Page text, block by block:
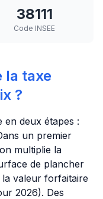
38111
Code INSEE
la taxe
?
en deux étapes :
un premier
multiplie la
de plancher
valeur forfaitaire
2026). Des